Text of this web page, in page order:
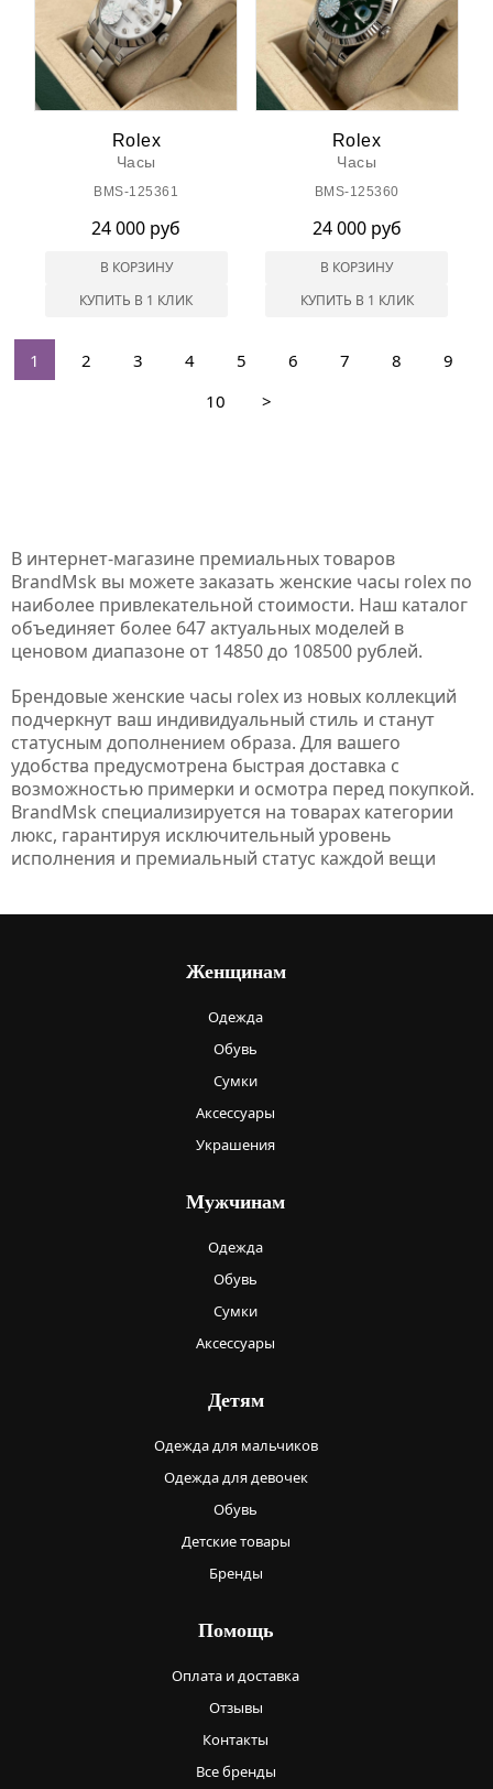
Rolex
Часы
BMS-125361
24 000 руб
В КОРЗИНУ
КУПИТЬ В 1 КЛИК
Rolex
Часы
BMS-125360
24 000 руб
В КОРЗИНУ
КУПИТЬ В 1 КЛИК
1 2 3 4 5 6 7 8
9
10
>
В интернет-магазине премиальных товаров
BrandMsk вы можете заказать женские часы rolex по
наиболее привлекательной стоимости. Наш каталог
объединяет более 647 актуальных моделей в
ценовом диапазоне от 14850 до 108500 рублей.
Брендовые женские часы rolex из новых коллекций
подчеркнут ваш индивидуальный стиль и станут
статусным дополнением образа. Для вашего
удобства предусмотрена быстрая доставка с
возможностью примерки и осмотра перед покупкой.
BrandMsk специализируется на товарах категории
люкс, гарантируя исключительный уровень
исполнения и премиальный статус каждой вещи
Женщинам
Одежда
Обувь
Сумки
Аксессуары
Украшения
Мужчинам
Одежда
Обувь
Сумки
Аксессуары
Детям
Одежда для мальчиков
Одежда для девочек
Обувь
Детские товары
Бренды
Помощь
Оплата и доставка
Отзывы
Контакты
Все бренды